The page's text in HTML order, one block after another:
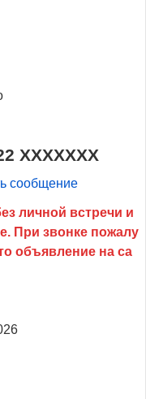
XXXXXXX
сообщение